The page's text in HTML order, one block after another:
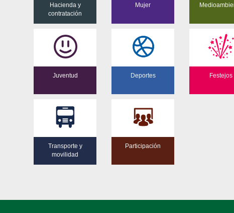
Hacienda y
contratación
Mujer
Juventud Deportes Festejos
Transporte y
movilidad
Participación